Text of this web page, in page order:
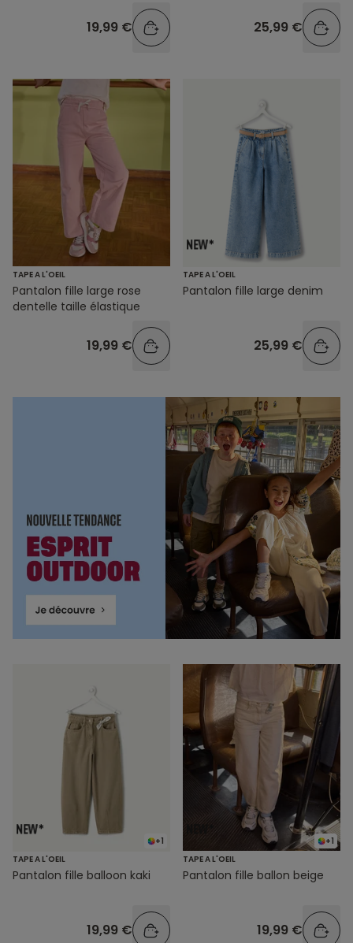
19,99 € 25,99 €
TAPE A L'OEIL
Pantalon fille large rose
dentelle taille élastique
19,99 €
TAPE A L'OEIL
Pantalon fille large denim
25,99 €
+1
TAPE A L'OEIL
Pantalon fille balloon kaki
19,99 €
+1
TAPE A L'OEIL
Pantalon fille ballon beige
19,99 €